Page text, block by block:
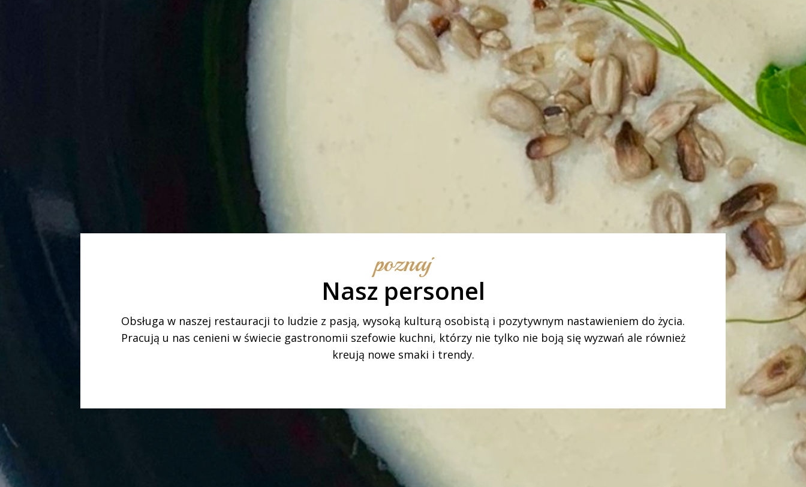
poznaj
Nasz personel
Obsługa w naszej restauracji to ludzie z pasją, wysoką kulturą osobistą i pozytywnym nastawieniem do życia.
Pracują u nas cenieni w świecie gastronomii szefowie kuchni, którzy nie tylko nie boją się wyzwań ale również
kreują nowe smaki i trendy.